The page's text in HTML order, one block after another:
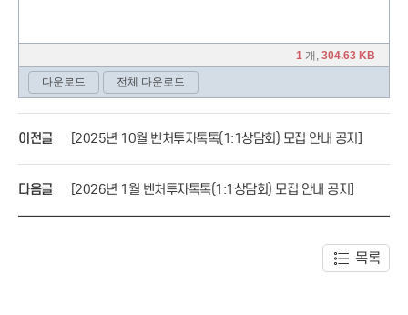
이전글 [2025년 10월 벤처투자톡톡(1:1상담회) 모집 안내 공지]
다음글 [2026년 1월 벤처투자톡톡(1:1상담회) 모집 안내 공지]
목록